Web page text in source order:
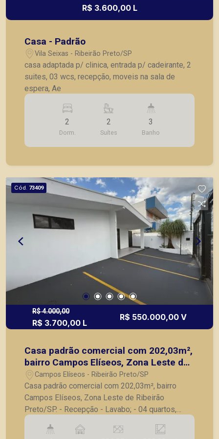
R$ 3.600,00 L
Casa - Padrão
Vila Seixas - Ribeirão Preto/SP
casa adaptada p/ clinica, entrada p/ cadeirante, 2
suites, 03 wcs, recepção, moveis na sala de
espera, Ae
2
Dorm.
2
Suítes
3
Banho
Cód. 73409
R$ 4.000,00
R$ 3.700,00 L
R$ 550.000,00 V
Casa padrão comercial com 202,03m²,
bairro Campos Elíseos, Zona Leste de
Ribeirão Preto/SP.
Campos Elíseos - Ribeirão Preto/SP
Casa padrão comercial com 202,03m², bairro
Campos Elíseos, Zona Leste de Ribeirão
Preto/SP. - Recepção - Lavabo; - 04 quartos,
sendo 1 suíte com armários; - Banheiro social; -
Cozinha; - Lavanderia; - Quarto de serviço; -